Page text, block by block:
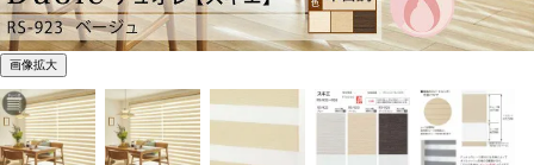
画像拡大